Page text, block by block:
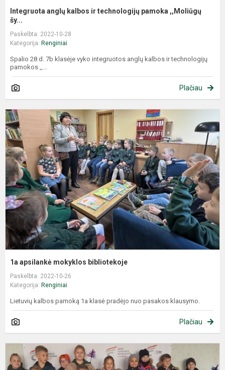
Integruota anglų kalbos ir technologijų pamoka ,,Moliūgų
šy...
Paskelbta: 2022-10-28
Kategorija: Renginiai
Spalio 28 d. 7b klasėje vyko integruotos anglų kalbos ir technologijų
pamokos ,,...
Plačiau
1a apsilankė mokyklos bibliotekoje
Paskelbta: 2022-10-26
Kategorija: Renginiai
Lietuvių kalbos pamoką 1a klasė pradėjo nuo pasakos klausymo.
Plačiau